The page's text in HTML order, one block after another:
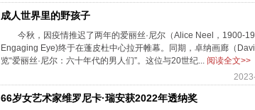
成人世界里的野孩子
今秋，因疫情推迟了两年的爱丽丝·尼尔（Alice Neel，1900-
Engaging Eye)终于在蓬皮杜中心拉开帷幕。同期，卓纳画廊（
览“爱丽丝·尼尔：六十年代的男人们”。这位与20世纪... 阅读全文>>
66岁女艺术家维罗尼卡·瑞安获2022年透纳奖